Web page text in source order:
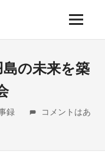
メ
ニ
ー
の未来を築
録
コメントはあ